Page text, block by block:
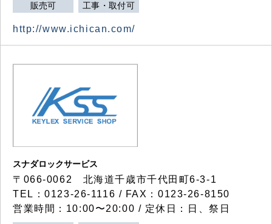
販売可 工事・取付可
http://www.ichican.com/
スナダロックサービス
〒066-0062 北海道千歳市千代田町6-3-1
TEL：0123-26-1116 / FAX：0123-26-8150
営業時間：10:00〜20:00 / 定休日：日、祭日